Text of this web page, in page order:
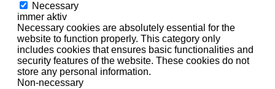
Necessary
immer aktiv
Necessary cookies are absolutely essential for the
website to function properly. This category only
includes cookies that ensures basic functionalities and
security features of the website. These cookies do not
store any personal information.
Non-necessary